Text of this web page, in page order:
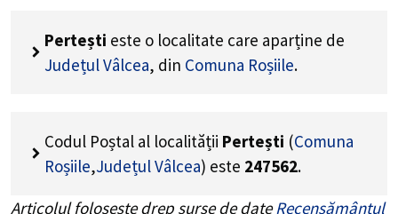
Pertești este o localitate care aparține de
Județul Vâlcea, din Comuna Roșiile.
Codul Poștal al localității Pertești (Comuna
Roșiile,Județul Vâlcea) este 247562.
Articolul folosește drep surse de dateRecensământul